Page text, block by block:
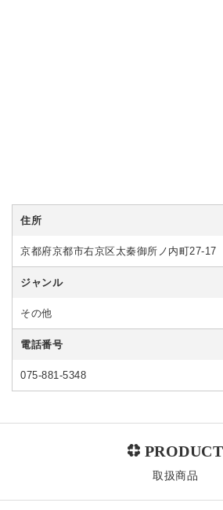
住所
京都府京都市右京区太秦御所ノ内町27-17
ジャンル
その他
電話番号
075-881-5348
取扱商品